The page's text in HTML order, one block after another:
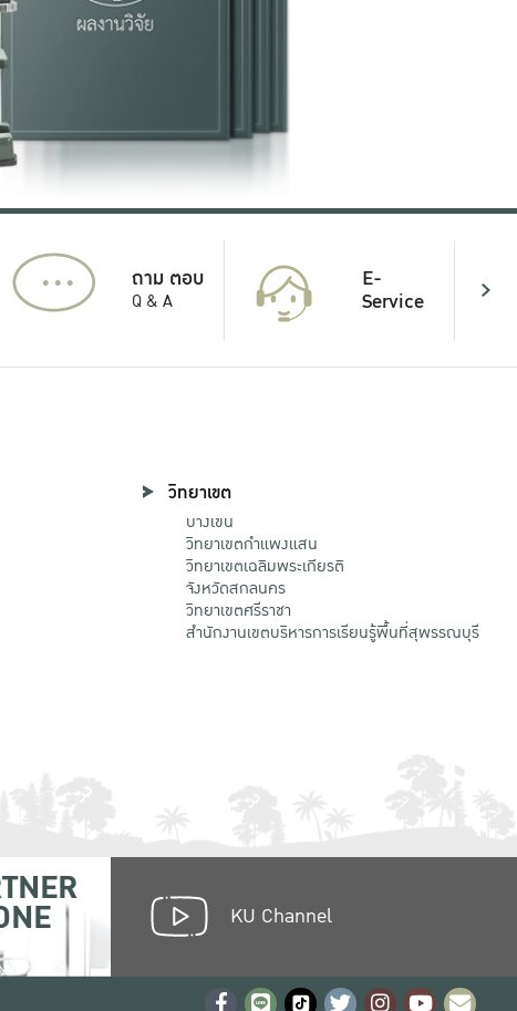
... ถาม ตอบ
Q & A
E-
Service
วิทยาเขต
บางเขน
วิทยาเขตกําแพงแสน
วิทยาเขตเฉลิมพระเกียรติ
จังหวัดสกลนคร
วิทยาเขตศรีราชา
สำนักงานเขตบริหารการเรียนรู้พื้นที่สุพรรณบุรี
KU Channel